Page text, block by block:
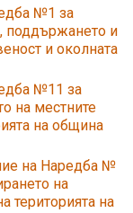
№1 за
поддържането и
и околната
№11 за
на местните
на община
на Наредба №
на
територията на